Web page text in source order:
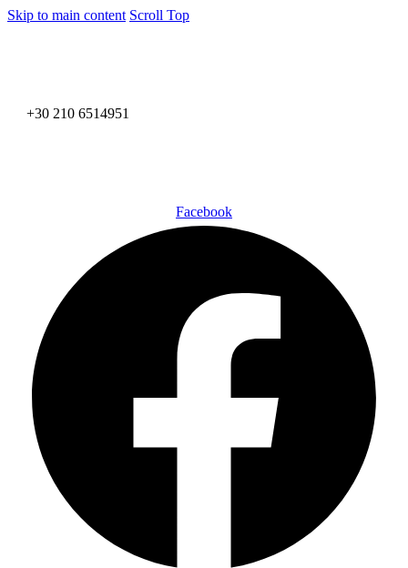
Skip to main content Scroll Top
+30 210 6514951
Facebook